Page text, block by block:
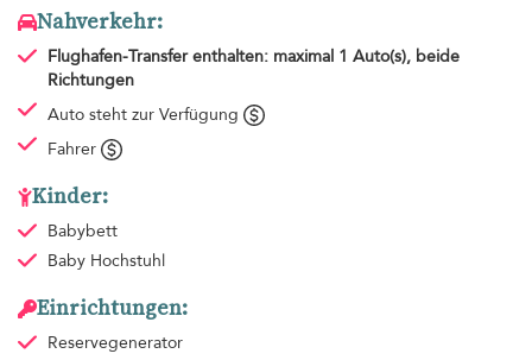
Nahverkehr:
Flughafen-Transfer enthalten: maximal 1 Auto(s), beide
Richtungen
Auto steht zur Verfügung
Fahrer
Kinder:
Babybett
Baby Hochstuhl
Einrichtungen:
Reservegenerator